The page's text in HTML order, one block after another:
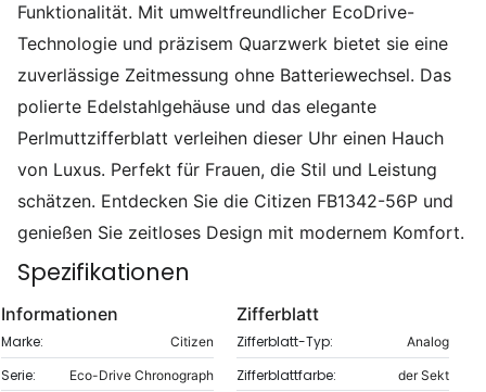
Funktionalität. Mit umweltfreundlicher EcoDrive-
Technologie und präzisem Quarzwerk bietet sie eine
zuverlässige Zeitmessung ohne Batteriewechsel. Das
polierte Edelstahlgehäuse und das elegante
Perlmuttzifferblatt verleihen dieser Uhr einen Hauch
von Luxus. Perfekt für Frauen, die Stil und Leistung
schätzen. Entdecken Sie die Citizen FB1342-56P und
genießen Sie zeitloses Design mit modernem Komfort.
Spezifikationen
Informationen
Marke: Citizen
Serie: Eco-Drive Chronograph
Zifferblatt
Zifferblatt-Typ: Analog
Zifferblattfarbe: der Sekt